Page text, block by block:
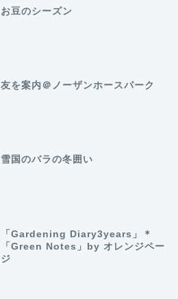
お豆のシーズン
友を案内＠ノーザンホースパーク
雪国のバラの冬囲い
「Gardening Diary3years」＊
「Green Notes」by オレンジペー
ジ